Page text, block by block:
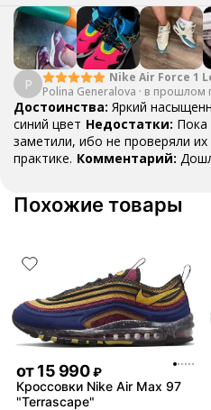
P
Nike Air Force 1
College Pack
Blue
Polina Generalova · в прошлом
Достоинства: Яркий
синий цвет Недостатки: Пока
заметили, ибо не проверяли их
практике. Комментарий:
Похожие товары
от15 990 ₽
Кроссовки Nike Air Max 97
"Terrascape"